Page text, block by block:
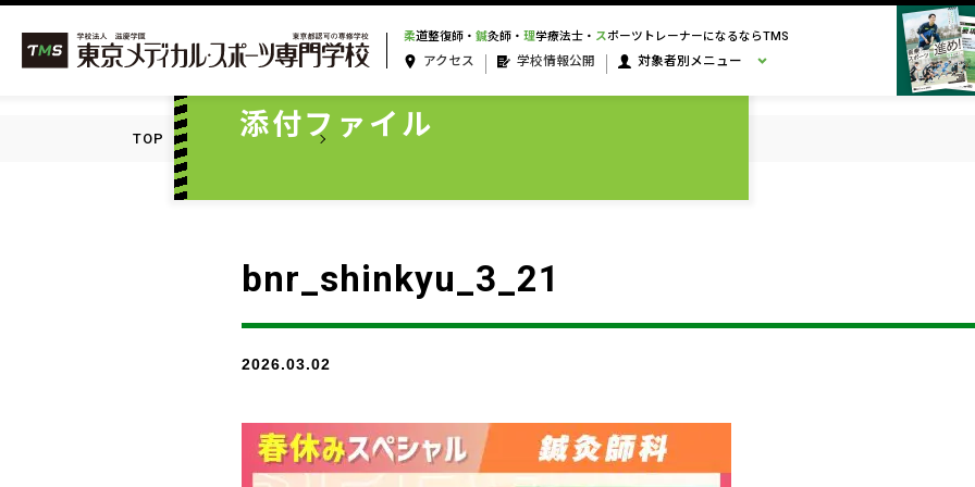
柔道整復師・ 鍼灸師・ 理学療法士・ スポーツトレーナーになるならTMS
アクセス 学校情報公開 対象者別メニュー
添付ファイル
TOP 添付ファイル一覧 bnr_shinkyu_3_21
bnr_shinkyu_3_21
2026.03.02